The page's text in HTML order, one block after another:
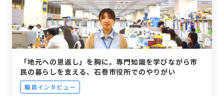
「地元への恩返し」を胸に。専門知識を学びながら市
民の暮らしを支える、石巻市役所でのやりがい
職員インタビュー